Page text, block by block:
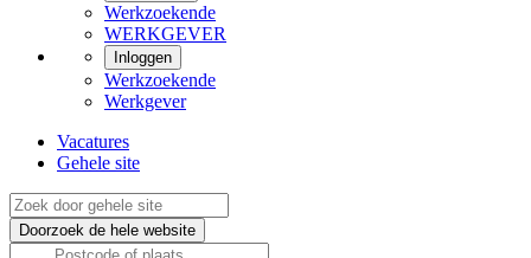
Werkzoekende
WERKGEVER
Inloggen
Werkzoekende
Werkgever
Vacatures
Gehele site